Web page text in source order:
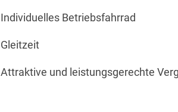
Individuelles Betriebsfahrrad
Gleitzeit
Attraktive und leistungsgerechte